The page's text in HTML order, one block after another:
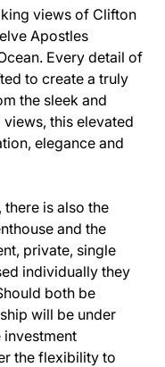
views of Clifton
Apostles
Every detail of
to create a truly
the sleek and
this elevated
elegance and
is also the
and the
private, single
individually they
both be
will be under
investment
the flexibility to